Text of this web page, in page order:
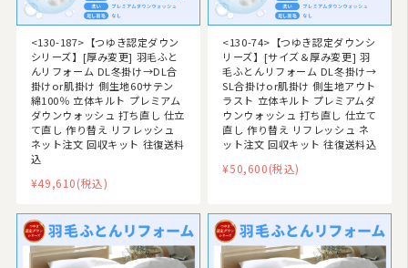
<130-187>【つゆき認定ダウン
シリーズ】[厚み変更] 羽毛ふと
んリフォーム DL冬掛け→DL合
掛けor肌掛け 側生地60サテン
綿100％ 立体キルト プレミアム
ダウンウォッシュ 打ち直し 仕立
て直し 作り替え リフレッシュ
ネット注文 回収キット 往復送料
込
¥49,610(税込)
<130-74>【つゆき認定ダウンシ
リーズ】[サイズ＆厚み変更] 羽
毛ふとんリフォーム DL冬掛け→
SL合掛けor肌掛け 側生地アウト
ラスト 立体キルト プレミアムダ
ウンウォッシュ 打ち直し 仕立て
直し 作り替え リフレッシュ ネ
ット注文 回収キット 往復送料込
¥50,600(税込)